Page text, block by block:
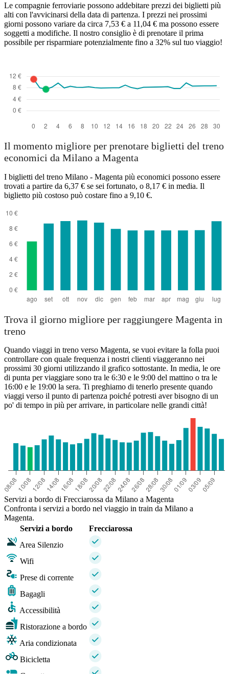
Le compagnie ferroviarie possono addebitare prezzi dei biglietti più
alti con l'avvicinarsi della data di partenza. I prezzi nei prossimi
giorni possono variare da circa 7,53 € a 11,04 € ma possono essere
soggetti a modifiche. Il nostro consiglio è di prenotare il prima
possibile per risparmiare potenzialmente fino a 32% sul tuo viaggio!
Il momento migliore per prenotare biglietti del treno
economici da Milano a Magenta
I biglietti del treno Milano - Magenta più economici possono essere
trovati a partire da 6,37 € se sei fortunato, o 8,17 € in media. Il
biglietto più costoso può costare fino a 9,10 €.
Trova il giorno migliore per raggiungere Magenta in
treno
Quando viaggi in treno verso Magenta, se vuoi evitare la folla puoi
controllare con quale frequenza i nostri clienti viaggeranno nei
prossimi 30 giorni utilizzando il grafico sottostante. In media, le ore
di punta per viaggiare sono tra le 6:30 e le 9:00 del mattino o tra le
16:00 e le 19:00 la sera. Ti preghiamo di tenerlo presente quando
viaggi verso il punto di partenza poiché potresti aver bisogno di un
po' di tempo in più per arrivare, in particolare nelle grandi città!
Servizi a bordo di Frecciarossa da Milano a Magenta
Confronta i servizi a bordo nel viaggio in train da Milano a
Magenta.
Servizi a bordo
Frecciarossa
Area Silenzio
Wifi
Prese di corrente
Bagagli
Accessibilità
Ristorazione a bordo
Aria condizionata
Bicicletta